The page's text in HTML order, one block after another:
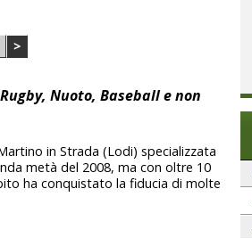
>
Nuoto, Baseball e non
in Strada (Lodi) specializzata
metà del 2008, ma con oltre 10
ha conquistato la fiducia di molte